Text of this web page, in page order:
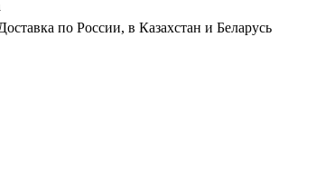
по России, в Казахстан и Беларусь